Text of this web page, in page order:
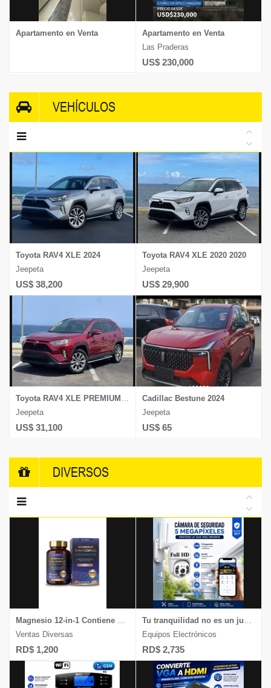
Apartamento en Venta
Apartamento en Venta
Las Praderas
US$ 230,000
VEHÍCULOS
Toyota RAV4 XLE 2024
Jeepeta
US$ 38,200
Toyota RAV4 XLE PREMIUM 2021
Jeepeta
US$ 31,100
Toyota RAV4 XLE 2020 2020
Jeepeta
US$ 29,900
Cadillac Bestune 2024
Jeepeta
US$ 65
DIVERSOS
Magnesio 12-in-1 Contiene 12 formas de magnesio 700 mg de 120 cápsulas
Ventas Diversas
RD$ 1,200
Tu tranquilidad no es un juego, chequea nuestras cámaras HD de 4 megapíxeles
Equipos Electrónicos
RD$ 2,735